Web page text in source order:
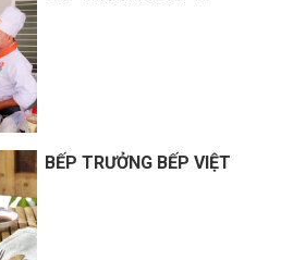
BẾP TRƯỞNG BẾP VIỆT